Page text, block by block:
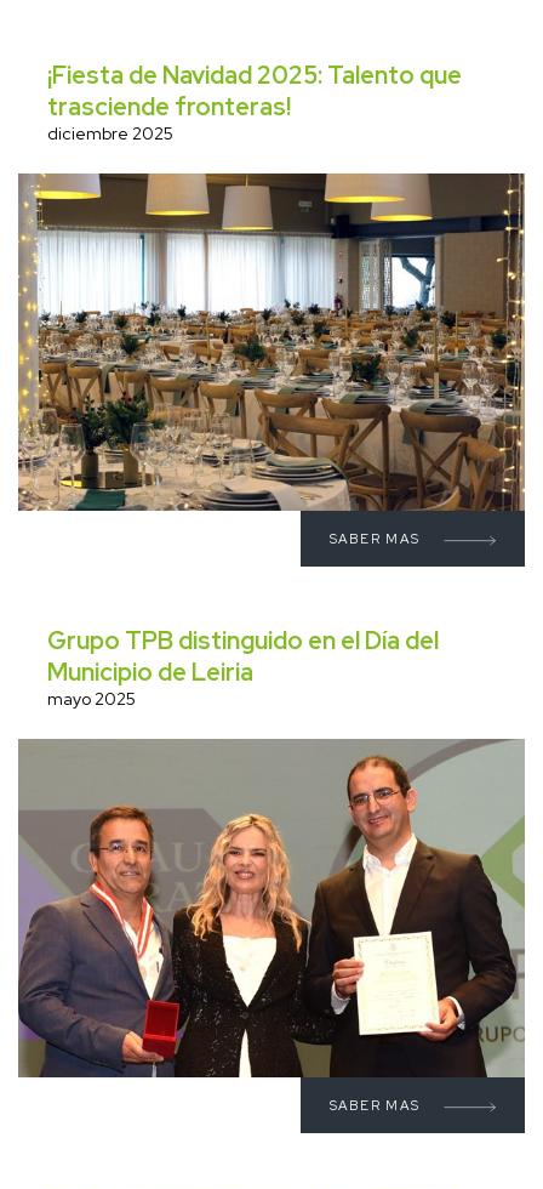
¡Fiesta de Navidad 2025: Talento que
trasciende fronteras!
diciembre 2025
SABER MAS
Grupo TPB distinguido en el Día del
Municipio de Leiria
mayo 2025
SABER MAS